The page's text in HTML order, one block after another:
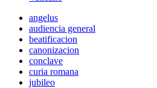
angelus
audiencia general
beatificacion
canonizacion
conclave
curia romana
jubileo